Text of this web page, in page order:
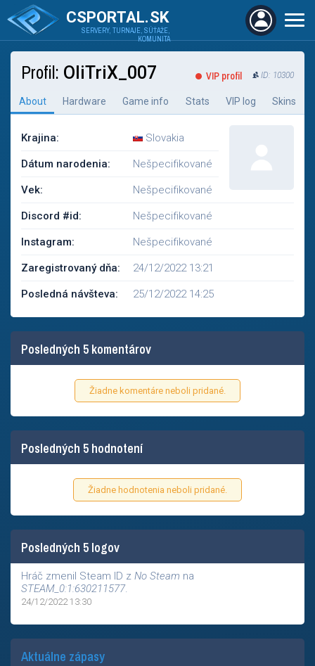
CSPORTAL.SK
SERVERY, TURNAJE, SÚŤAŽE,
KOMUNITA
Profil: OliTriX_007 VIP profil ID: 10300
About Hardware Game info Stats VIP log Skins
Krajina: Slovakia
Dátum narodenia: Nešpecifikované
Vek: Nešpecifikované
Discord #id: Nešpecifikované
Instagram: Nešpecifikované
Zaregistrovaný dňa: 24/12/2022 13:21
Posledná návšteva: 25/12/2022 14:25
Posledných 5 komentárov
Žiadne komentáre neboli pridané.
Posledných 5 hodnotení
Žiadne hodnotenia neboli pridané.
Posledných 5 logov
Hráč zmenil Steam ID z No Steam na
STEAM_0:1:630211577.
24/12/2022 13:30
Aktuálne zápasy